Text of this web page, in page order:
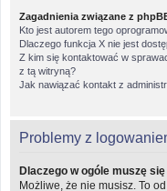
Zagadnienia związane z
Kto jest autorem tego
Dlaczego funkcja X nie jest
Z kim się kontaktować w
z tą witryną?
Jak nawiązać kontakt z
Problemy z
Dlaczego w ogóle muszę
Możliwe, że nie musisz. To